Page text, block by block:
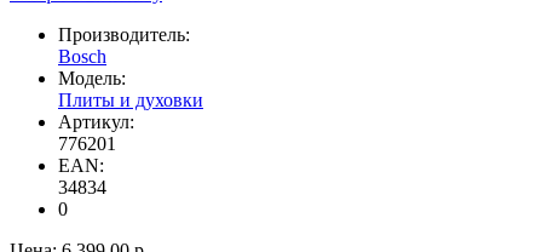
Производитель:
Bosch
Модель:
Плиты и духовки
Артикул:
776201
EAN:
34834
0